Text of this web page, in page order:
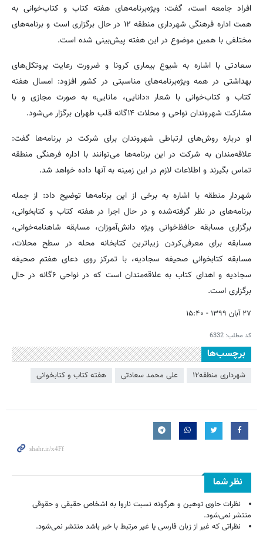
افراد جامعه است، گفت: ویژه‌برنامه‌های هفته کتاب و کتاب‌خوانی به
همت اداره فرهنگی شهرداری منطقه ۱۲ در حال برگزاری است و برنامه‌های
مختلفی با همین موضوع در این هفته پیش‌بینی شده است.
سعادتی با اشاره به شیوع بیماری کرونا و ضرورت رعایت پروتکل‌های
بهداشتی در همه ویژه‌برنامه‌های مناسبتی در کشور افزود: امسال هفته
کتاب و کتاب‌خوانی با شعار «دانایی، مانایی» به صورت مجازی و با
مشارکت شهروندان نواحی و محلات ۱۴گانه قلب طهران برگزار می‌شود.
او درباره روش‌های ارتباطی شهروندان برای شرکت در برنامه‌ها گفت:
علاقه‌مندان به شرکت در این برنامه‌ها می‌توانند با اداره فرهنگی منطقه
تماس بگیرند و اطلاعات لازم در این زمینه به آنها داده خواهد شد.
شهردار منطقه با اشاره به برخی از این برنامه‌ها توضیح داد: از جمله
برنامه‌های در نظر گرفته‌شده و در حال اجرا در هفته کتاب و کتابخوانی،
برگزاری مسابقه حافظ‌خوانی ویژه دانش‌آموزان، مسابقه شاهنامه‌خوانی،
مسابقه برای معرفی‌کردن زیباترین کتابخانه محله در سطح محلات،
مسابقه کتابخوانی صحیفه سجادیه، با تمرکز روی دعای هفتم صحیفه
سجادیه و اهدای کتاب به علاقه‌مندان است که در نواحی ۶گانه در حال
برگزاری است.
۲۷ آبان ۱۳۹۹ - ۱۵:۴۰
کد مطلب: 6332
برچسب‌ها
شهرداری منطقه۱۲ علی محمد سعادتی هفته کتاب و کتابخوانی
نظر شما
نظرات حاوی توهین و هرگونه نسبت ناروا به اشخاص حقیقی و حقوقی
منتشر نمی‌شود.
نظراتی که غیر از زبان فارسی یا غیر مرتبط با خبر باشد منتشر نمی‌شود.